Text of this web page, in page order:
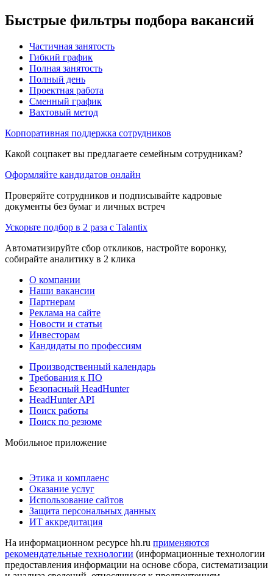
Быстрые фильтры подбора вакансий
Частичная занятость
Гибкий график
Полная занятость
Полный день
Проектная работа
Сменный график
Вахтовый метод
Корпоративная поддержка сотрудников
Какой соцпакет вы предлагаете семейным сотрудникам?
Оформляйте кандидатов онлайн
Проверяйте сотрудников и подписывайте кадровые
документы без бумаг и личных встреч
Ускорьте подбор в 2 раза с Talantix
Автоматизируйте сбор откликов, настройте воронку,
собирайте аналитику в 2 клика
О компании
Наши вакансии
Партнерам
Реклама на сайте
Новости и статьи
Инвесторам
Кандидаты по профессиям
Производственный календарь
Требования к ПО
Безопасный HeadHunter
HeadHunter API
Поиск работы
Поиск по резюме
Мобильное приложение
Этика и комплаенс
Оказание услуг
Использование сайтов
Защита персональных данных
ИТ аккредитация
На информационном ресурсе hh.ru применяются
рекомендательные технологии (информационные технологии
предоставления информации на основе сбора, систематизации